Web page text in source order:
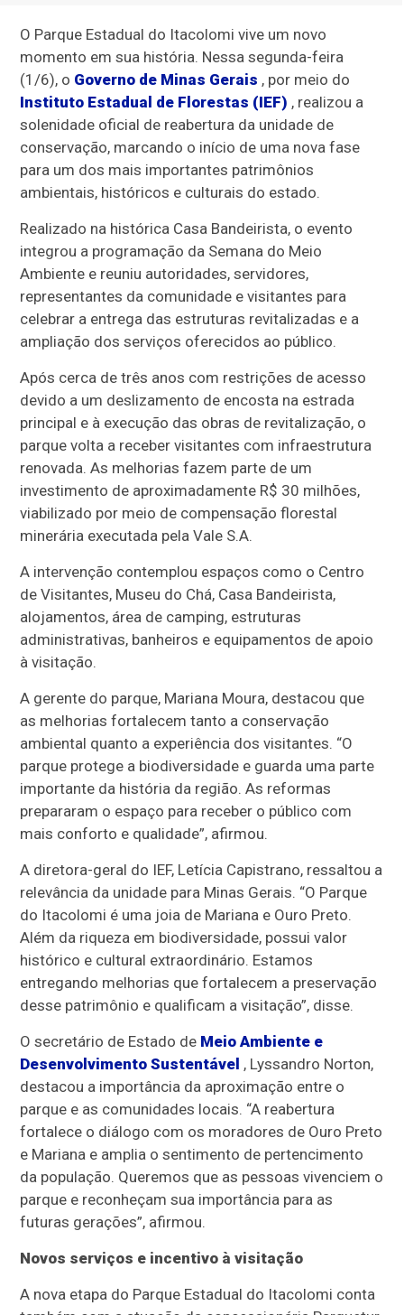
O Parque Estadual do Itacolomi vive um novo
momento em sua história. Nessa segunda-feira
(1/6), o Governo de Minas Gerais , por meio do
Instituto Estadual de Florestas (IEF) , realizou a
solenidade oficial de reabertura da unidade de
conservação, marcando o início de uma nova fase
para um dos mais importantes patrimônios
ambientais, históricos e culturais do estado.
Realizado na histórica Casa Bandeirista, o evento
integrou a programação da Semana do Meio
Ambiente e reuniu autoridades, servidores,
representantes da comunidade e visitantes para
celebrar a entrega das estruturas revitalizadas e a
ampliação dos serviços oferecidos ao público.
Após cerca de três anos com restrições de acesso
devido a um deslizamento de encosta na estrada
principal e à execução das obras de revitalização, o
parque volta a receber visitantes com infraestrutura
renovada. As melhorias fazem parte de um
investimento de aproximadamente R$ 30 milhões,
viabilizado por meio de compensação florestal
minerária executada pela Vale S.A.
A intervenção contemplou espaços como o Centro
de Visitantes, Museu do Chá, Casa Bandeirista,
alojamentos, área de camping, estruturas
administrativas, banheiros e equipamentos de apoio
à visitação.
A gerente do parque, Mariana Moura, destacou que
as melhorias fortalecem tanto a conservação
ambiental quanto a experiência dos visitantes. “O
parque protege a biodiversidade e guarda uma parte
importante da história da região. As reformas
prepararam o espaço para receber o público com
mais conforto e qualidade”, afirmou.
A diretora-geral do IEF, Letícia Capistrano, ressaltou a
relevância da unidade para Minas Gerais. “O Parque
do Itacolomi é uma joia de Mariana e Ouro Preto.
Além da riqueza em biodiversidade, possui valor
histórico e cultural extraordinário. Estamos
entregando melhorias que fortalecem a preservação
desse patrimônio e qualificam a visitação”, disse.
O secretário de Estado de Meio Ambiente e
Desenvolvimento Sustentável , Lyssandro Norton,
destacou a importância da aproximação entre o
parque e as comunidades locais. “A reabertura
fortalece o diálogo com os moradores de Ouro Preto
e Mariana e amplia o sentimento de pertencimento
da população. Queremos que as pessoas vivenciem o
parque e reconheçam sua importância para as
futuras gerações”, afirmou.
Novos serviços e incentivo à visitação
A nova etapa do Parque Estadual do Itacolomi conta